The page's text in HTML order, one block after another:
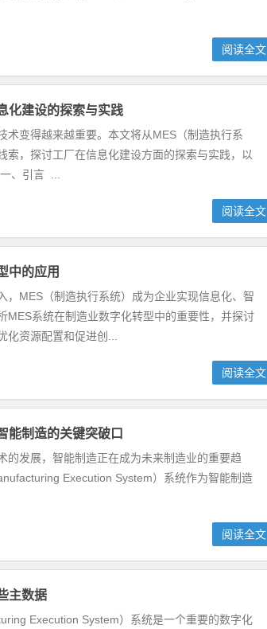
阅读全文
化建设的探索与实践
术变得越来越重要。本文将从MES（制造执行系
索，探讨工厂在信息化建设方面的探索与实践，以
、引言 ...
阅读全文
中的应用
，MES（制造执行系统）成为企业实现信息化、智
MES系统在制造业数字化转型中的重要性，并探讨
资源配置和促进创...
阅读全文
能制造的关键突破口
的发展，智能制造正在成为未来制造业的重要趋
Execution System）系统作为智能制造
阅读全文
主数据
Execution System）系统是一个重要的数字化